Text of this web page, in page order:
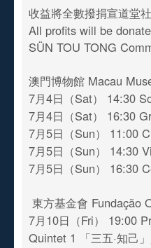
收益將全數撥捐宣道堂
All profits will be
SÜN TOU TONG
澳門博物館 Macau
7月4日（Sat） 14:30
7月4日（Sat） 16:30
7月5日（Sun） 11:00
7月5日（Sun） 14:30
7月5日（Sun） 16:30
東方基金會 Fundação
7月10日（Fri） 19:00
Quintet 1 「三五·知己